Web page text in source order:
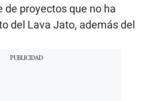
de proyectos que no ha
del Lava Jato, además del